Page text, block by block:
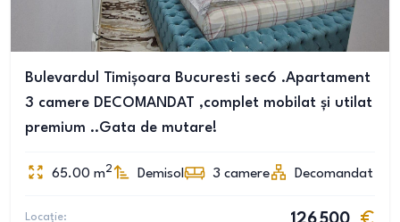
Bulevardul Timișoara Bucuresti sec6 .Apartament
3 camere DECOMANDAT ,complet mobilat și utilat
premium ..Gata de mutare!
65.00 m2 Demisol 3 camere Decomandat
Locație: